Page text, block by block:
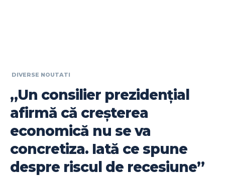
DIVERSE NOUTATI
„Un consilier prezidențial
afirmă că creșterea
economică nu se va
concretiza. Iată ce spune
despre riscul de recesiune”